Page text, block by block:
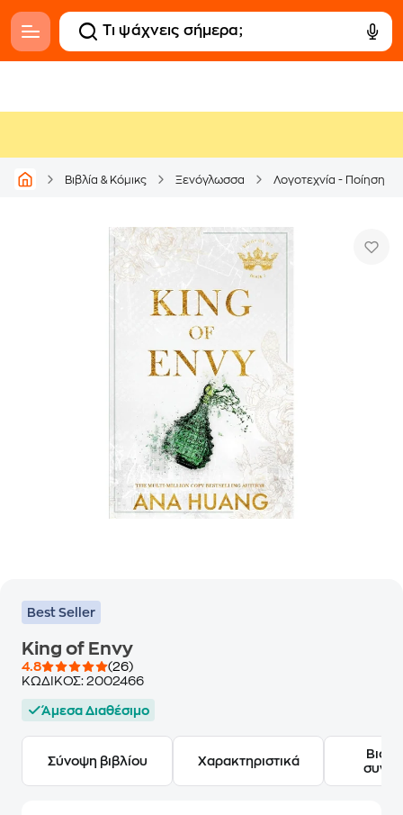
Βιβλία & Κόμικς Ξενόγλωσσα Λογοτεχνία - Ποίηση
Best Seller
King of Envy
4.8
(26)
ΚΩΔΙΚΟΣ: 2002466
Άμεσα Διαθέσιμο
Σύνοψη βιβλίου Χαρακτηριστικά